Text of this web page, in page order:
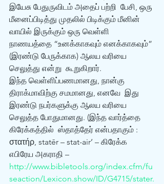
இயேசு பேதுருவிடம் அதைப் பற்றி  பேசி, ஒரு
மீனைப்பிடித்து முதலில் பிடிக்கும் மீனின்
வாயில் இருக்கும் ஒரு வெள்ளி
நாணயத்தை “உனக்காகவும் எனக்காகவும்”
(இரண்டு பேருக்காக) ஆலய வரியை
செலுத்து என்று  கூறுகிறார்.
இந்த வெள்ளிப்பணமானது, நான்கு
திராக்மாவிற்கு சமமானது, எனவே  இது
இரண்டு நபர்களுக்கு ஆலய வரியை
செலுத்த போதுமானது. (இந்த வார்த்தை
கிரேக்கத்தில்  ஸ்தாத்தேர் என்பதாகும் :
στατήρ, statēr – stat-air’ – கிரேக்க
எபிரேய அகராதி –
http://www.bibletools.org/index.cfm/fu
seaction/Lexicon.show/ID/G4715/stater.